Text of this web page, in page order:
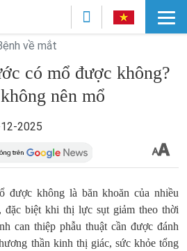
về mắt
có mổ được không?
nên mổ
2025
được không là băn khoăn của nhiều
đặc biệt khi thị lực sụt giảm theo thời
can thiệp phẫu thuật cần được đánh
thần kinh thị giác, sức khỏe tổng